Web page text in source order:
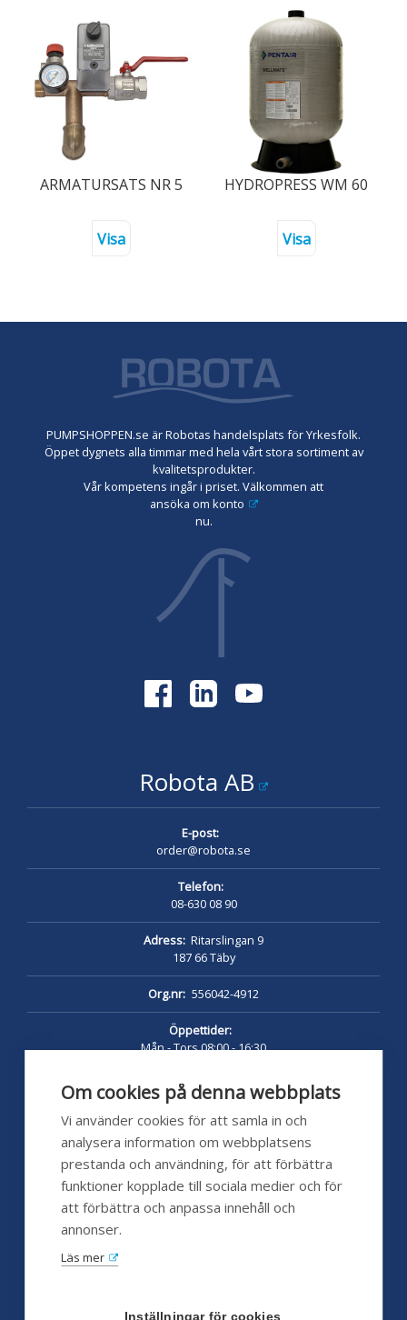
Om cookies på denna webbplats
Vi använder cookies för att samla in och
analysera information om webbplatsens
prestanda och användning, för att förbättra
funktioner kopplade till sociala medier och för
att förbättra och anpassa innehåll och
annonser.
Läs mer
Inställningar för cookies
ARMATURSATS NR 5
Visa
HYDROPRESS WM 60
Visa
PUMPSHOPPEN.se är Robotas handelsplats för Yrkesfolk.
Öppet dygnets alla timmar med hela vårt stora sortiment av
kvalitetsprodukter.
Vår kompetens ingår i priset. Välkommen att
ansöka om konto
nu.
Robota AB
E-post:
order@robota.se
Telefon:
08-630 08 90
Adress: Ritarslingan 9
187 66 Täby
Org.nr: 556042-4912
Öppettider:
Mån - Tors 08:00 - 16:30
Lunch 12:00 - 13:00
pumpshoppen.se 24/7
Kundservice
Försäljningsvillkor